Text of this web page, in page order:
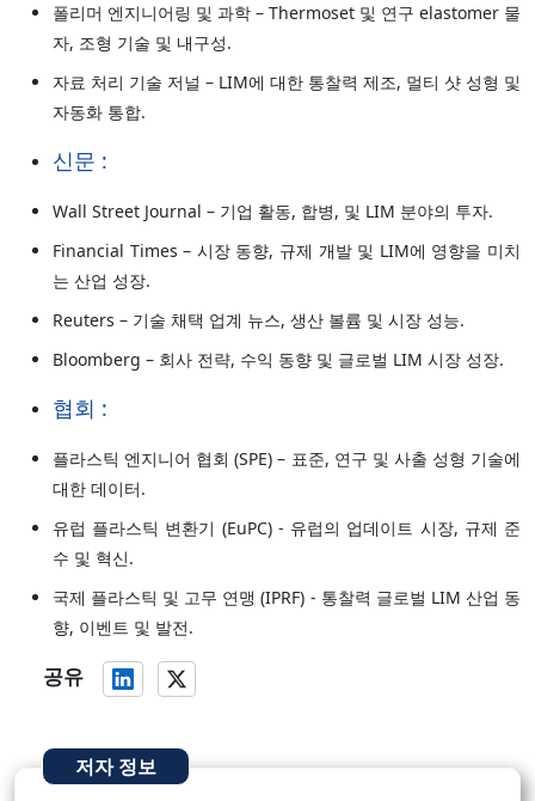
폴리머 엔지니어링 및 과학 – Thermoset 및 연구 elastomer 물
자, 조형 기술 및 내구성.
자료 처리 기술 저널 – LIM에 대한 통찰력 제조, 멀티 샷 성형 및
자동화 통합.
신문 :
Wall Street Journal – 기업 활동, 합병, 및 LIM 분야의 투자.
Financial Times – 시장 동향, 규제 개발 및 LIM에 영향을 미치
는 산업 성장.
Reuters – 기술 채택 업계 뉴스, 생산 볼륨 및 시장 성능.
Bloomberg – 회사 전략, 수익 동향 및 글로벌 LIM 시장 성장.
협회 :
플라스틱 엔지니어 협회 (SPE) – 표준, 연구 및 사출 성형 기술에
대한 데이터.
유럽 플라스틱 변환기 (EuPC) - 유럽의 업데이트 시장, 규제 준
수 및 혁신.
국제 플라스틱 및 고무 연맹 (IPRF) - 통찰력 글로벌 LIM 산업 동
향, 이벤트 및 발전.
공유
저자 정보